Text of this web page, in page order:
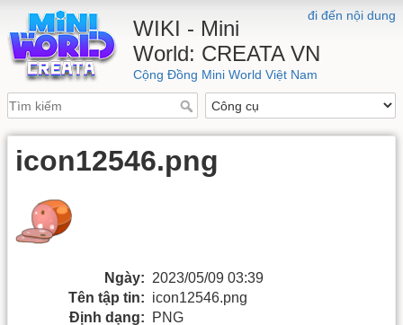
đi đến nội dung
WIKI - Mini
World: CREATA VN
Cộng Đồng Mini World Việt Nam
icon12546.png
Ngày: 2023/05/09 03:39
Tên tập tin: icon12546.png
Định dạng:
PNG